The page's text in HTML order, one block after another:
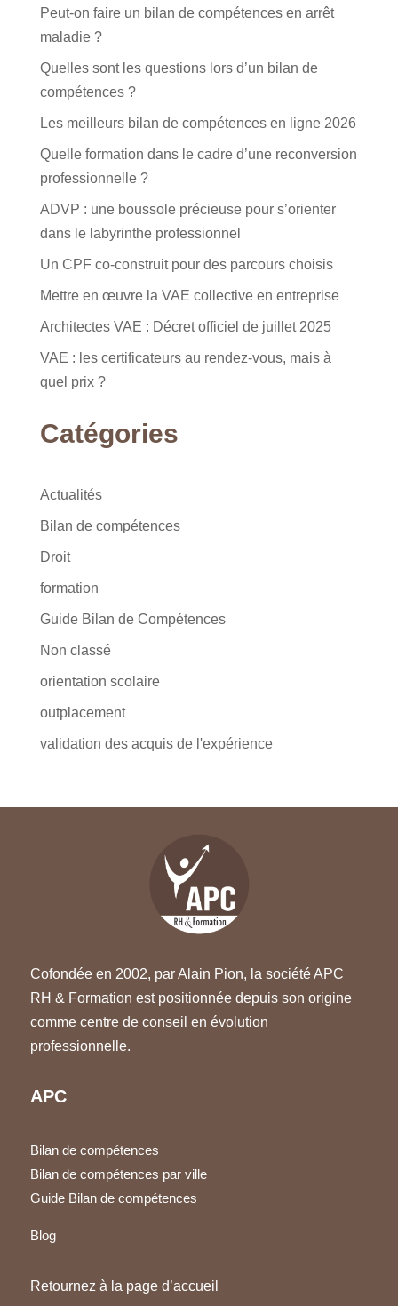
Peut-on faire un bilan de compétences en arrêt
maladie ?
Quelles sont les questions lors d’un bilan de
compétences ?
Les meilleurs bilan de compétences en ligne 2026
Quelle formation dans le cadre d’une reconversion
professionnelle ?
ADVP : une boussole précieuse pour s’orienter
dans le labyrinthe professionnel
Un CPF co-construit pour des parcours choisis
Mettre en œuvre la VAE collective en entreprise
Architectes VAE : Décret officiel de juillet 2025
VAE : les certificateurs au rendez-vous, mais à
quel prix ?
Catégories
Actualités
Bilan de compétences
Droit
formation
Guide Bilan de Compétences
Non classé
orientation scolaire
outplacement
validation des acquis de l'expérience
Cofondée en 2002, par Alain Pion, la société APC
RH & Formation est positionnée depuis son origine
comme centre de conseil en évolution
professionnelle.
APC
Bilan de compétences
Bilan de compétences par ville
Guide Bilan de compétences
Blog
Retournez à la page d’accueil